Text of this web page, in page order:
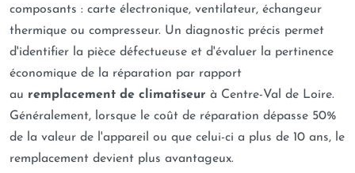
composants : carte électronique, ventilateur, échangeur
thermique ou compresseur. Un diagnostic précis permet
d'identifier la pièce défectueuse et d'évaluer la pertinence
économique de la réparation par rapport
au remplacement de climatiseur à Centre-Val de Loire.
Généralement, lorsque le coût de réparation dépasse 50%
de la valeur de l'appareil ou que celui-ci a plus de 10 ans, le
remplacement devient plus avantageux.